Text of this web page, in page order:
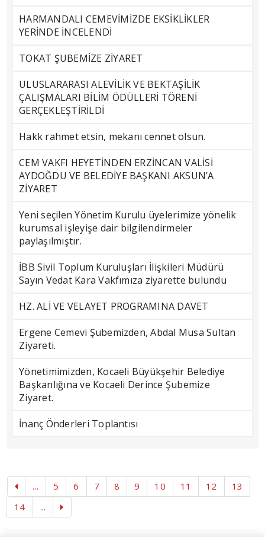
HARMANDALI CEMEVİMİZDE EKSİKLİKLER
YERİNDE İNCELENDİ
TOKAT ŞUBEMİZE ZİYARET
ULUSLARARASI ALEVİLİK VE BEKTAŞİLİK
ÇALIŞMALARI BİLİM ÖDÜLLERİ TÖRENİ
GERÇEKLEŞTİRİLDİ
Hakk rahmet etsin, mekanı cennet olsun.
CEM VAKFI HEYETİNDEN ERZİNCAN VALİSİ
AYDOĞDU VE BELEDİYE BAŞKANI AKSUN’A
ZİYARET
Yeni seçilen Yönetim Kurulu üyelerimize yönelik
kurumsal işleyişe dair bilgilendirmeler
paylaşılmıştır.
İBB Sivil Toplum Kuruluşları İlişkileri Müdürü
Sayın Vedat Kara Vakfımıza ziyarette bulundu
HZ. ALİ VE VELAYET PROGRAMINA DAVET
Ergene Cemevi Şubemizden, Abdal Musa Sultan
Ziyareti.
Yönetimimizden, Kocaeli Büyükşehir Belediye
Başkanlığına ve Kocaeli Derince Şubemize
Ziyaret.
İnanç Önderleri Toplantısı
... 5 6 7 8 9 10 11 12
13
14
...